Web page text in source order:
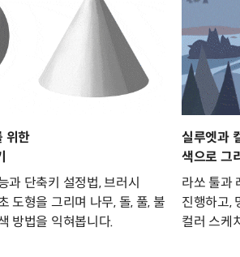
위한
과 단축키 설정법, 브러시
도형을 그리며 나무, 돌, 풀, 불
방법을 익혀봅니다.
실루엣과
색으로 그
라쏘 툴과
진행하고,
컬러 스케